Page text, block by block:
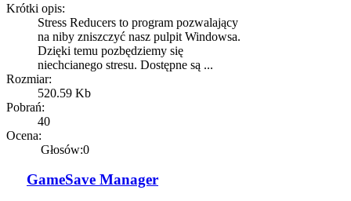
Krótki opis:
Stress Reducers to program pozwalający
na niby zniszczyć nasz pulpit Windowsa.
Dzięki temu pozbędziemy się
niechcianego stresu. Dostępne są ...
Rozmiar:
520.59 Kb
Pobrań:
40
Ocena:
Głosów:0
GameSave Manager